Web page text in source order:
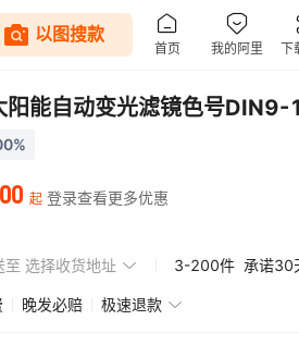
阳能自动变光滤镜色号
00 起 登录查看更多优惠
至 选择收货地址 3-200件 承诺30
晚发必赔 极速退款